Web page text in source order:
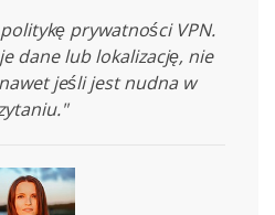
prywatności VPN.
dane lub lokalizację, nie
jeśli jest nudna w